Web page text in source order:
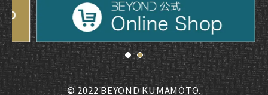
© 2022 BEYOND KUMAMOTO.